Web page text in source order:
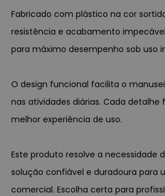
Fabricado com plástico na cor
resistência e acabamento
para máximo desempenho sob uso
O design funcional facilita o
nas atividades diárias. Cada detalhe
melhor experiência de uso.
Este produto resolve a necessidade
solução confiável e duradoura para
comercial. Escolha certa para